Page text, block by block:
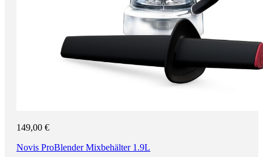
149,00 €
Novis ProBlender Mixbehälter 1.9L